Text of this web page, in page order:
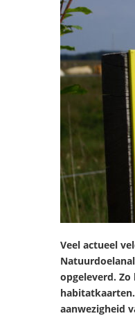
Veel actueel
opgeleverd.
aanwezigheid